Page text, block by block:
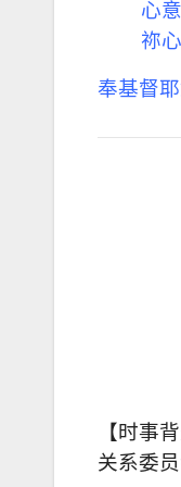
心
祢
奉基督
【时事
关系委